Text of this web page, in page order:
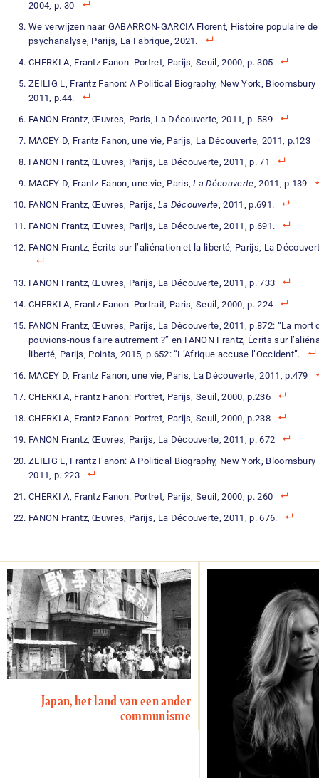
2004, p. 30
We verwijzen naar GABARRON-GARCIA Florent, Histoire populaire
psychanalyse, Parijs, La Fabrique, 2021.
CHERKI A, Frantz Fanon: Portret, Parijs, Seuil, 2000, p. 305
ZEILIG L, Frantz Fanon: A Political Biography, New York,
2011, p.44.
FANON Frantz, Œuvres, Paris, La Découverte, 2011, p. 589
MACEY D, Frantz Fanon, une vie, Parijs, La Découverte, 2011, p.123
FANON Frantz, Œuvres, Parijs, La Découverte, 2011, p. 71
MACEY D, Frantz Fanon, une vie, Paris,La Découverte, 2011, p.139
FANON Frantz, Œuvres, Parijs, La Découverte, 2011, p.691.
FANON Frantz, Œuvres, Parijs, La Découverte, 2011, p.691.
FANON Frantz, Écrits sur l’aliénation et la liberté, Parijs, La
FANON Frantz, Œuvres, Parijs, La Découverte, 2011, p. 733
CHERKI A, Frantz Fanon: Portrait, Paris, Seuil, 2000, p. 224
FANON Frantz, Œuvres, Parijs, La Découverte, 2011, p.872: “La mort
pouvions-nous faire autrement ?” en FANON Frantz, Écrits sur
liberté, Parijs, Points, 2015, p.652: “L’Afrique accuse l’Occident”.
MACEY D, Frantz Fanon, une vie, Paris, La Découverte, 2011, p.479
CHERKI A, Frantz Fanon: Portret, Parijs, Seuil, 2000, p.236
CHERKI A, Frantz Fanon: Portret, Parijs, Seuil, 2000, p.238
FANON Frantz, Œuvres, Parijs, La Découverte, 2011, p. 672
ZEILIG L, Frantz Fanon: A Political Biography, New York,
2011, p. 223
CHERKI A, Frantz Fanon: Portret, Parijs, Seuil, 2000, p. 260
FANON Frantz, Œuvres, Parijs, La Découverte, 2011, p. 676.
Japan, het land van een ander
communisme